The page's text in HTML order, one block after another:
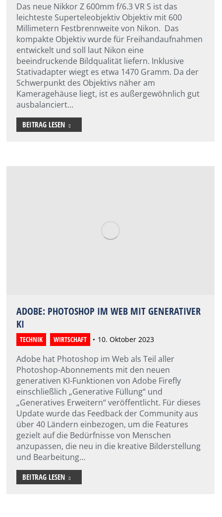
Das neue Nikkor Z 600mm f/6.3 VR S ist das
leichteste Superteleobjektiv Objektiv mit 600
Millimetern Festbrennweite von Nikon. Das
kompakte Objektiv wurde für Freihandaufnahmen
entwickelt und soll laut Nikon eine
beeindruckende Bildqualität liefern. Inklusive
Stativadapter wiegt es etwa 1470 Gramm. Da der
Schwerpunkt des Objektivs näher am
Kameragehäuse liegt, ist es außergewöhnlich gut
ausbalanciert…
BEITRAG LESEN
ADOBE: PHOTOSHOP IM WEB MIT GENERATIVER
KI
TECHNIK WIRTSCHAFT 10. Oktober 2023
Adobe hat Photoshop im Web als Teil aller
Photoshop-Abonnements mit den neuen
generativen KI-Funktionen von Adobe Firefly
einschließlich „Generative Füllung“ und
„Generatives Erweitern“ veröffentlicht. Für dieses
Update wurde das Feedback der Community aus
über 40 Ländern einbezogen, um die Features
gezielt auf die Bedürfnisse von Menschen
anzupassen, die neu in die kreative Bilderstellung
und Bearbeitung…
BEITRAG LESEN